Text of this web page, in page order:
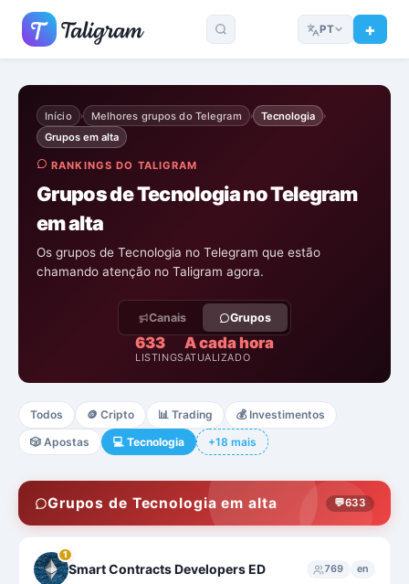
PT
Início › Melhores grupos do Telegram › Tecnologia ›
Grupos em alta
RANKINGS DO TALIGRAM
Grupos de Tecnologia no Telegram
em alta
Os grupos de Tecnologia no Telegram que estão
chamando atenção no Taligram agora.
Canais Grupos
633
LISTINGS
A cada hora
ATUALIZADO
Todos 🪙 Cripto 📊 Trading 💰 Investimentos
🎲 Apostas 💻 Tecnologia +18 mais
Grupos de Tecnologia em alta 💬633
1
Smart Contracts Developers ED 769 en